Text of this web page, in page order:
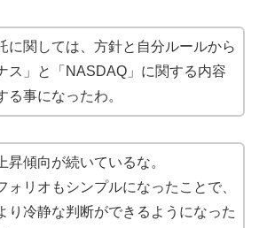
に関しては、方針と自分ルールから
ス」と「NASDAQ」に関する内容
る事になったわ。
昇傾向が続いているな。
ォリオもシンプルになったことで、
り冷静な判断ができるようになった